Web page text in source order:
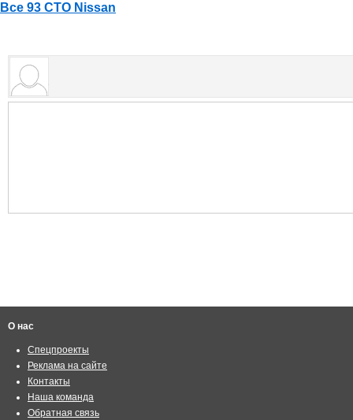
Все 93 СТО Nissan
О нас
Спецпроекты
Реклама на сайте
Контакты
Наша команда
Обратная связь